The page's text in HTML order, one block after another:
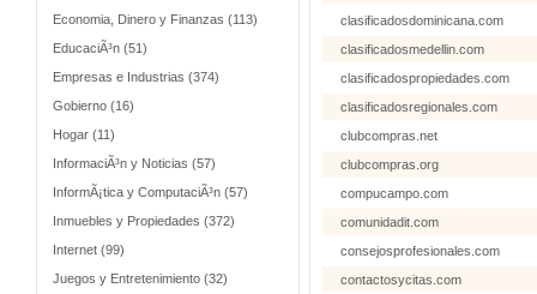
Economia, Dinero y Finanzas (113)
EducaciÃ³n (51)
Empresas e Industrias (374)
Gobierno (16)
Hogar (11)
InformaciÃ³n y Noticias (57)
InformÃ¡tica y ComputaciÃ³n (57)
Inmuebles y Propiedades (372)
Internet (99)
Juegos y Entretenimiento (32)
clasificadosdominicana.com
clasificadosmedellin.com
clasificadospropiedades.com
clasificadosregionales.com
clubcompras.net
clubcompras.org
compucampo.com
comunidadit.com
consejosprofesionales.com
contactosycitas.com